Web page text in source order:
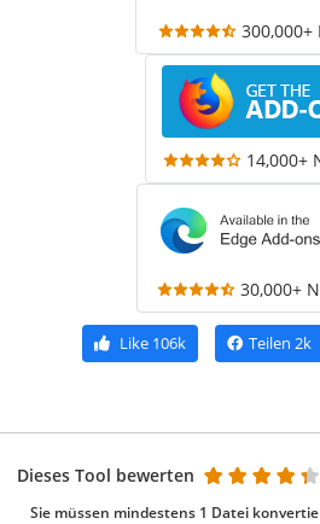
14,000+
30,000+
Like 106k Teilen 2k
Dieses Tool bewerten
Sie müssen mindestens 1 Datei